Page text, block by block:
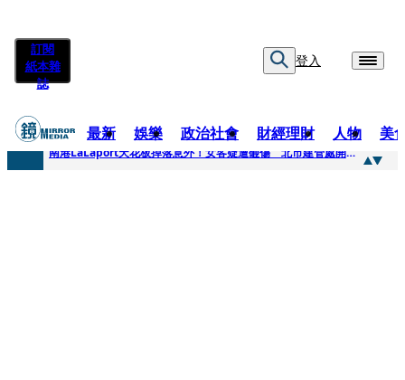
訂閱
紙本雜
誌
登入
最新 娛樂 政治社會 財經理財 人物 美
快訊
南港LaLaport天花板掉落意外！女客疑遭砸傷 北市建管處開罰30萬